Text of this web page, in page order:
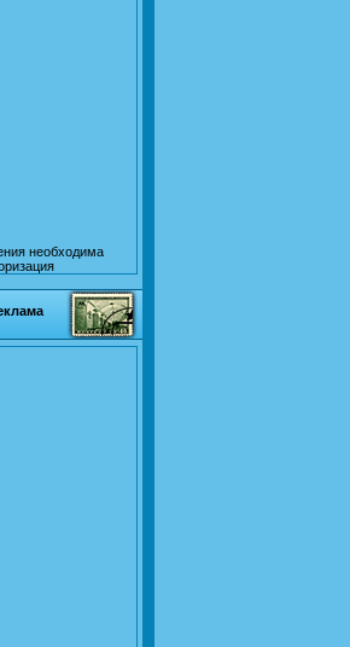
необходима